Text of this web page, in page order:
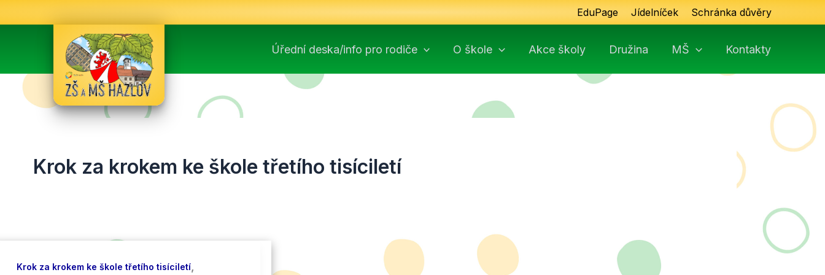
na
EduPage Jídelníček Schránka důvěry
Úřední deska/info pro rodiče O škole Akce školy Družina MŠ Kontakty
Krok za krokem ke škole třetího tisíciletí
Krok za krokem ke škole třetího tisíciletí